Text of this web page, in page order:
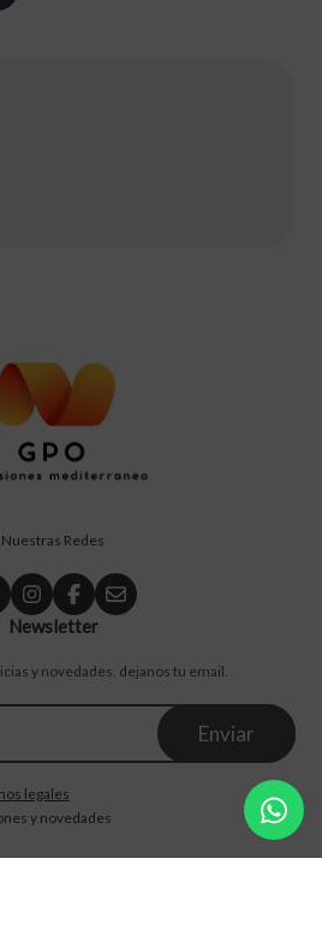
Nuestras Redes
Newsletter
y novedades, dejanos tu email.
legales
y novedades